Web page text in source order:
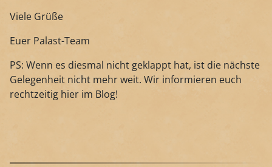
Viele Grüße
Euer Palast-Team
PS: Wenn es diesmal nicht geklappt hat, ist die nächste
Gelegenheit nicht mehr weit. Wir informieren euch
rechtzeitig hier im Blog!